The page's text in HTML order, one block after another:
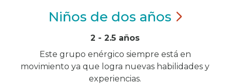
Niños de dos años
2 - 2.5 años
Este grupo enérgico siempre está en
movimiento ya que logra nuevas habilidades y
experiencias.